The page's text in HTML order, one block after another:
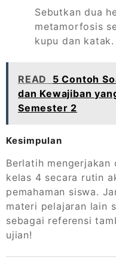
Sebutkan dua
metamorfosis
kupu dan katak.
READ
5 Contoh
dan Kewajiban
Semester 2
Kesimpulan
Berlatih
kelas 4 secara rutin
pemahaman siswa.
materi pelajaran lain
sebagai referensi
ujian!